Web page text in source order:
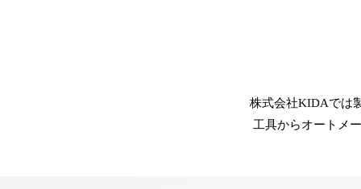
株式会社KIDAでは
工具からオートメ